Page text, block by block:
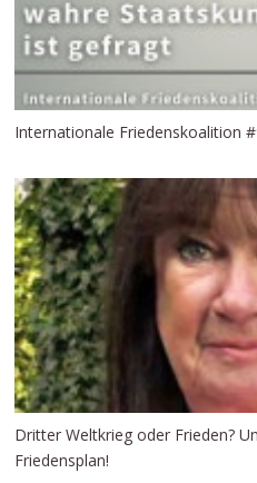
Internationale Friedenskoalition
Dritter Weltkrieg oder Frieden?
Friedensplan!